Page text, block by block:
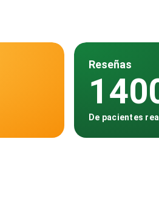
Reseñas
De pacientes